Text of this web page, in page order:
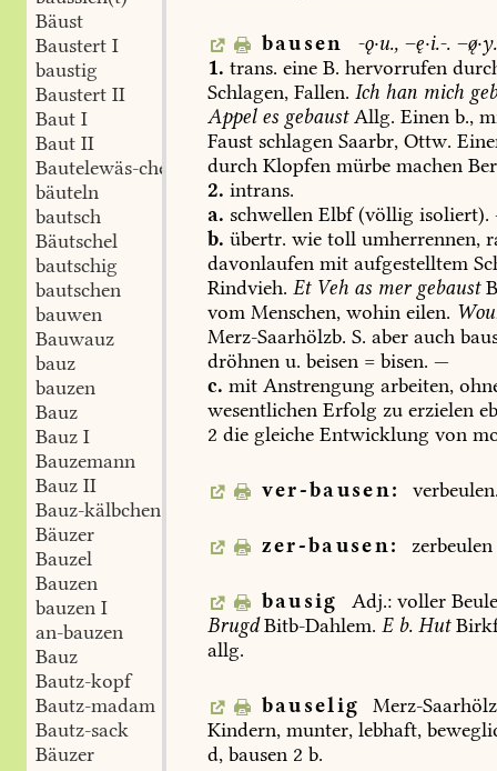
Bäust
Baustert I
baustig
Baustert II
Baut I
Baut II
Bautelewäs-chen
bäuteln
bautsch
Bäutschel
bautschig
bautschen
bauwen
Bauwauz
bauz
bauzen
Bauz
Bauz I
Bauzemann
Bauz II
Bauz-kälbchen
Bäuzer
Bauzel
Bauzen
bauzen I
an-bauzen
Bauz
Bautz-kopf
Bautz-madam
Bautz-sack
Bäuzer
bausen -ǫ·u.,–ę·i.-.
1. trans. eine B. hervorrufen
Schlagen, Fallen. Ich han mich
Appeles gebaustAllg. Einen b.,
Faust schlagen Saarbr, Ottw.
durch Klopfen mürbe machen
2. intrans.
a. schwellen Elbf(völlig isoliert).
b. übertr. wie toll umherrennen,
davonlaufen mit aufgestelltem
Rindvieh. EtVeh as mergebaust
vom Menschen, wohin eilen.
Merz-Saarhölzb. S. aber auch
dröhnen u. beisen = bisen. —
c. mit Anstrengung arbeiten,
wesentlichen Erfolg zu erzielen
2 die gleiche Entwicklung von
ver-bausen:
zer-bausen: zerbeulen
bausig Adj.: voller
Brugd Bitb-Dahlem. Eb. Hut
allg.
bauselig
Merz-
Kindern, munter, lebhaft,
d, bausen 2 b.